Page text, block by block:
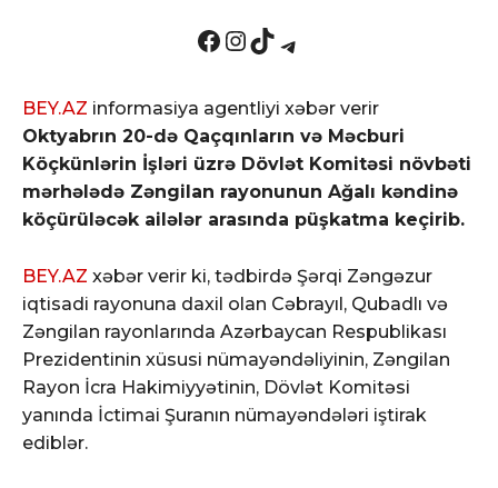
Facebook InstagramTikTok Telegram
BEY.AZ informasiya agentliyi xəbər verir
Oktyabrın 20-də Qaçqınların və Məcburi
Köçkünlərin İşləri üzrə Dövlət Komitəsi növbəti
mərhələdə Zəngilan rayonunun Ağalı kəndinə
köçürüləcək ailələr arasında püşkatma keçirib.
BEY.AZ xəbər verir ki, tədbirdə Şərqi Zəngəzur
iqtisadi rayonuna daxil olan Cəbrayıl, Qubadlı və
Zəngilan rayonlarında Azərbaycan Respublikası
Prezidentinin xüsusi nümayəndəliyinin, Zəngilan
Rayon İcra Hakimiyyətinin, Dövlət Komitəsi
yanında İctimai Şuranın nümayəndələri iştirak
ediblər.